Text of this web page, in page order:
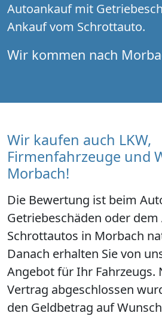
Autoankauf mit
Ankauf vom Schrottauto.
Wir kommen nach
Wir kaufen auch LKW,
Firmenfahrzeuge und
Morbach!
Die Bewertung ist beim
Getriebeschäden oder
Schrottautos in Morbach
Danach erhalten Sie von
Angebot für Ihr Fahrzeugs.
Vertrag abgeschlossen
den Geldbetrag auf